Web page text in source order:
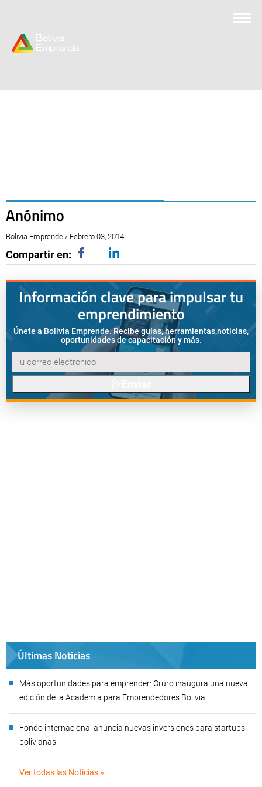
Anónimo
Bolivia Emprende / Febrero 03, 2014
Compartir en:
Información clave para impulsar tu
emprendimiento
Únete a Bolivia Emprende. Recibe guías, herramientas,noticias,
oportunidades de capacitación y más.
Últimas Noticias
Más oportunidades para emprender: Oruro inaugura una nueva
edición de la Academia para Emprendedores Bolivia
Fondo internacional anuncia nuevas inversiones para startups
bolivianas
Ver todas las Noticias »